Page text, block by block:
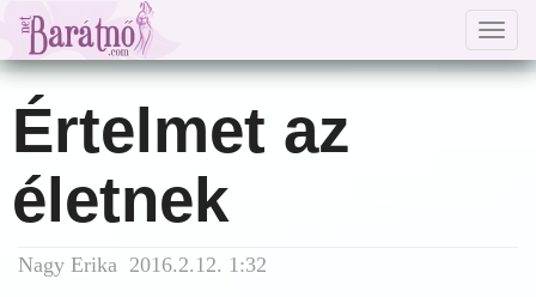
Értelmet az
életnek
Nagy Erika 2016.2.12. 1:32